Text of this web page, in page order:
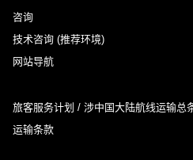
咨询
技术咨询 (推荐环境)
网站导航
旅客服务计划 / 涉中国大陆航线运输总
运输条款